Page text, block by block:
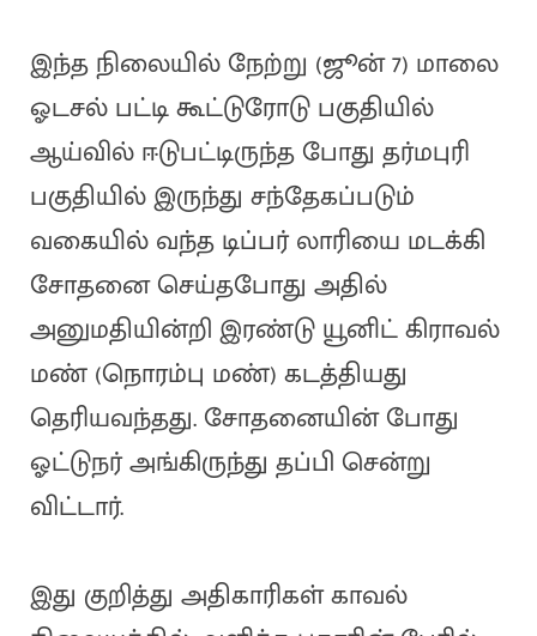
இந்த நிலையில் நேற்று (ஜூன் 7) மாலை
ஓடசல் பட்டி கூட்டுரோடு பகுதியில்
ஆய்வில் ஈடுபட்டிருந்த போது தர்மபுரி
பகுதியில் இருந்து சந்தேகப்படும்
வகையில் வந்த டிப்பர் லாரியை மடக்கி
சோதனை செய்தபோது அதில்
அனுமதியின்றி இரண்டு யூனிட் கிராவல்
மண் (நொரம்பு மண்) கடத்தியது
தெரியவந்தது. சோதனையின் போது
ஓட்டுநர் அங்கிருந்து தப்பி சென்று
விட்டார்.
இது குறித்து அதிகாரிகள் காவல்